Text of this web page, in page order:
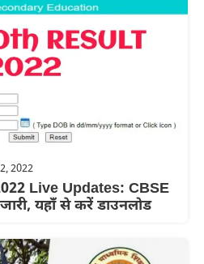
2022
Live Updates: CBSE
जारी, यहाँ से करें डाउनलोड